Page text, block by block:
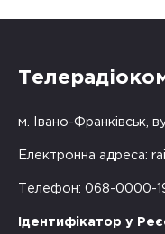
м. Івано-Франківськ,
Електронна адреса:
Телефон: 068-0000-
Ідентифікатор у